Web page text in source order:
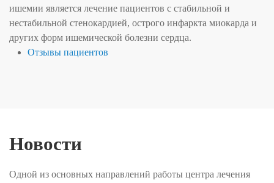
ишемии является лечение пациентов с стабильной и
нестабильной стенокардией, острого инфаркта миокарда и
других форм ишемической болезни сердца.
Отзывы пациентов
Новости
Одной из основных направлений работы центра лечения